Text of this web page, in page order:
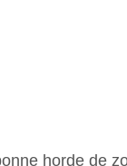
horde de